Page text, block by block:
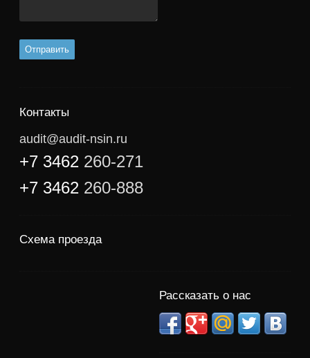
Контакты
audit@audit-nsin.ru
+7 3462 260-271
+7 3462 260-888
Схема проезда
Рассказать о нас